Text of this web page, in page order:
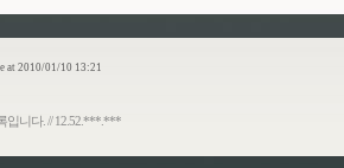
at 2010/01/10 13:21
입니다. // 12.52.***.***